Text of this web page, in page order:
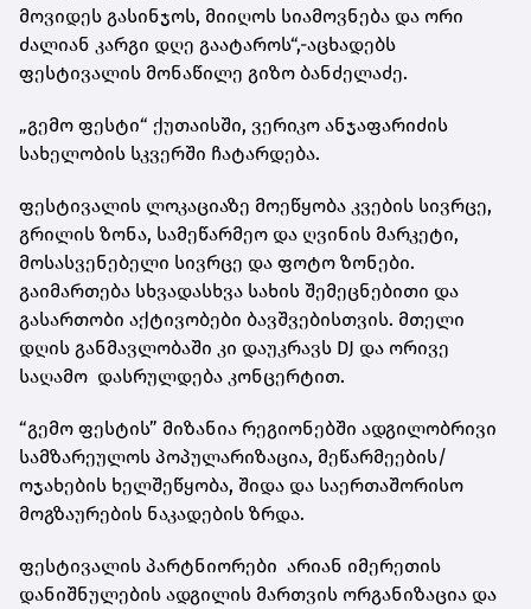
მოვიდეს გასინჯოს, მიიღოს სიამოვნება და ორი
ძალიან კარგი დღე გაატაროს“,-აცხადებს
ფესტივალის მონაწილე გიზო ბანძელაძე.
„გემო ფესტი“ ქუთაისში, ვერიკო ანჯაფარიძის
სახელობის სკვერში ჩატარდება.
ფესტივალის ლოკაციაზე მოეწყობა კვების სივრცე,
გრილის ზონა, სამეწარმეო და ღვინის მარკეტი,
მოსასვენებელი სივრცე და ფოტო ზონები.
გაიმართება სხვადასხვა სახის შემეცნებითი და
გასართობი აქტივობები ბავშვებისთვის. მთელი
დღის განმავლობაში კი დაუკრავს DJ და ორივე
საღამო დასრულდება კონცერტით.
“გემო ფესტის” მიზანია რეგიონებში ადგილობრივი
სამზარეულოს პოპულარიზაცია, მეწარმეების/
ოჯახების ხელშეწყობა, შიდა და საერთაშორისო
მოგზაურების ნაკადების ზრდა.
ფესტივალის პარტნიორები არიან იმერეთის
დანიშნულების ადგილის მართვის ორგანიზაცია და